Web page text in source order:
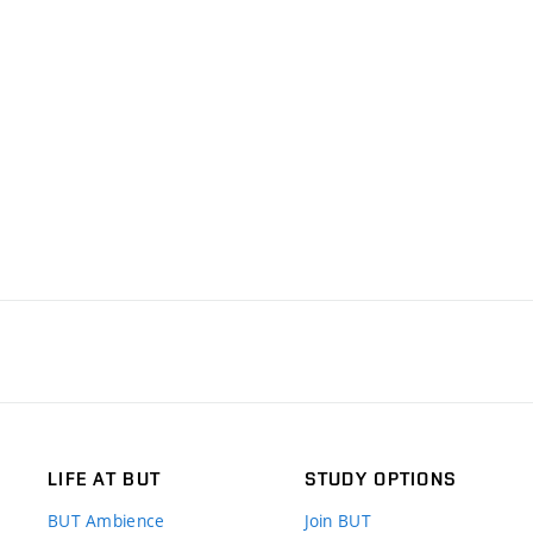
LIFE AT BUT
BUT Ambience
STUDY OPTIONS
Join BUT